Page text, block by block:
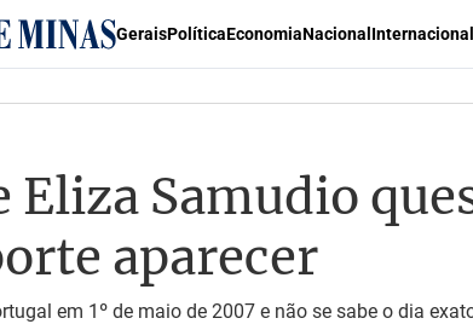
GeraisPolíticaEconomiaNacional Internacional
Eliza Samudio
aparecer
em 1º de maio de 2007 e não se sabe o dia